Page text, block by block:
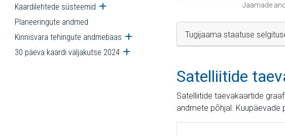
Kaardilehtede süsteemid Ava alammenüü
Planeeringute andmed
Kinnisvara tehingute andmebaas Ava alammenüü
30 päeva kaardi väljakutse 2024 Ava alammenüü
Jaamade
Tugijaama staatuse
Satelliitide
Satelliitide taevakaartide
andmete põhjal. Kuupäevade